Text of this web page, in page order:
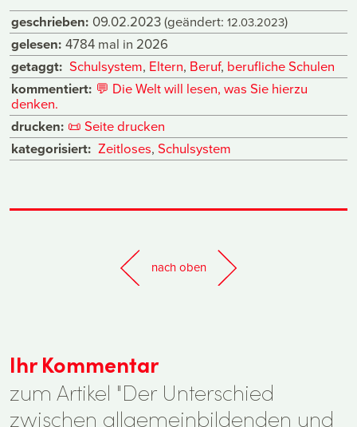
geschrieben: 09.02.2023(geändert: 12.03.2023)
gelesen: 4784 mal in 2026
getaggt: Schulsystem, Eltern, Beruf, berufliche Schulen
kommentiert: 💬 Die Welt will lesen, was Sie hierzu
denken.
drucken: 📜 Seite drucken
kategorisiert: Zeitloses, Schulsystem
nach oben
Ihr Kommentar
zum Artikel "Der Unterschied
zwischen allgemeinbildenden und